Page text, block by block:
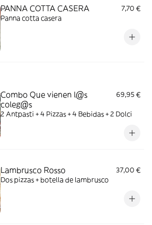
PANNA COTTA CASERA
7,70 €
Panna cotta casera
Combo Que vienen l@s
coleg@s
69,95 €
2 Antpasti + 4 Pizzas + 4 Bebidas + 2 Dolci
Lambrusco Rosso
37,00 €
Dos pizzas + botella de lambrusco